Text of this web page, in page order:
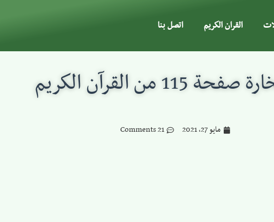
القران الكريم اتصل بنا
115 من القرآن الكريم
مايو 27, 2021 21 Comments